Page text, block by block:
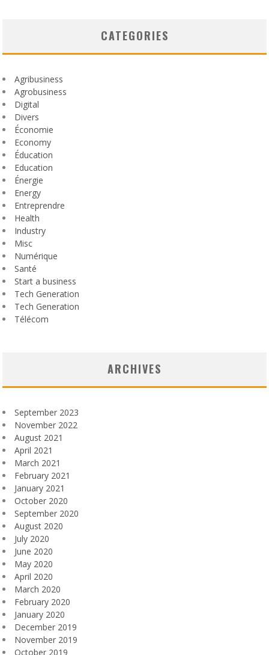
CATEGORIES
Agribusiness
Agrobusiness
Digital
Divers
Économie
Economy
Éducation
Education
Énergie
Energy
Entreprendre
Health
Industry
Misc
Numérique
Santé
Start a business
Tech Generation
Tech Generation
Télécom
ARCHIVES
September 2023
November 2022
August 2021
April 2021
March 2021
February 2021
January 2021
October 2020
September 2020
August 2020
July 2020
June 2020
May 2020
April 2020
March 2020
February 2020
January 2020
December 2019
November 2019
October 2019